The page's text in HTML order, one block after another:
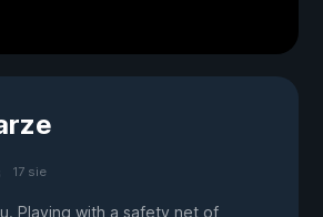
17 sie
Playing with a safety net of